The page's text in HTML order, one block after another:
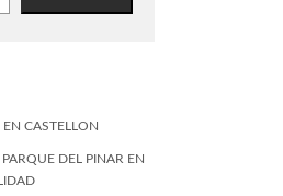
CASTELLON
DEL PINAR EN